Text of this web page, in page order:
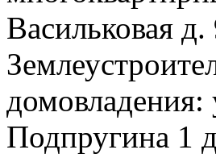
Васильковая
Подпругина 1